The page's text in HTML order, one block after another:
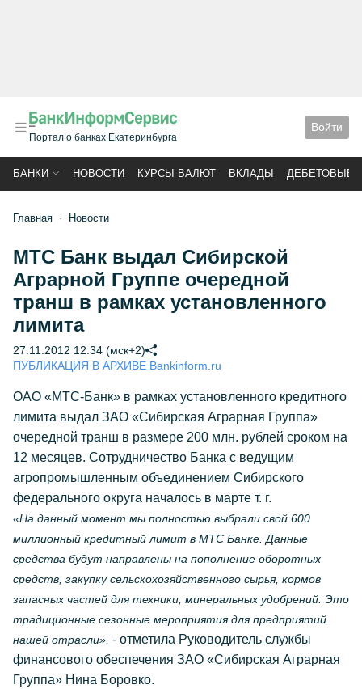
Портал о банках Екатеринбурга
Войти
БАНКИ НОВОСТИ КУРСЫ ВАЛЮТ ВКЛАДЫ ДЕБЕТОВЫЕ
Главная Новости
МТС Банк выдал Сибирской
Аграрной Группе очередной
транш в рамках установленного
лимита
27.11.2012 12:34 (мск+2)
ПУБЛИКАЦИЯ В АРХИВЕ Bankinform.ru
ОАО «МТС-Банк» в рамках установленного кредитного
лимита выдал ЗАО «Сибирская Аграрная Группа»
очередной транш в размере 200 млн. рублей сроком на
12 месяцев. Сотрудничество Банка с ведущим
агропромышленным объединением Сибирского
федерального округа началось в марте т. г.
«На данный момент мы полностью выбрали свой 600
миллионный кредитный лимит в МТС Банке. Данные
средства будут направлены на пополнение оборотных
средств, закупку сельскохозяйственного сырья, кормов
запасных частей для техники, минеральных удобрений. Это
традиционные сезонные мероприятия для предприятий
нашей отрасли», - отметила Руководитель службы
финансового обеспечения ЗАО «Сибирская Аграрная
Группа» Нина Боровко.